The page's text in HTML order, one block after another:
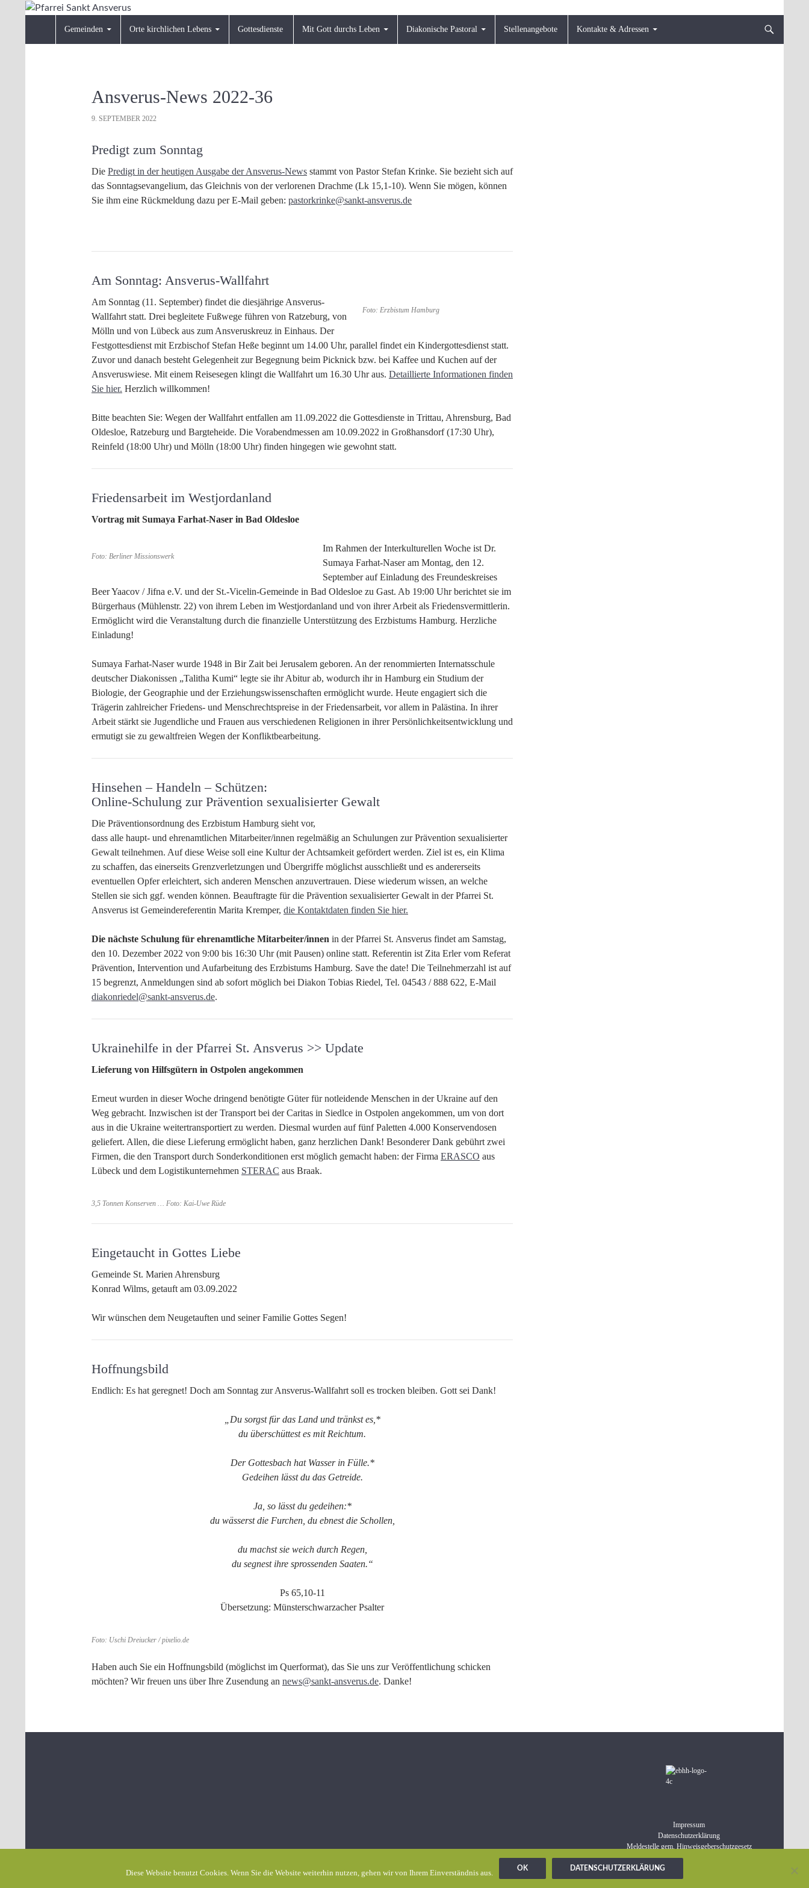
Pfarrei Sankt Ansverus
Gemeinden Orte kirchlichen Lebens Gottesdienste Mit Gott durchs Leben Diakonische Pastoral Stellenangebote Kontakte & Adressen
Ansverus-News 2022-36
9. SEPTEMBER 2022
Predigt zum Sonntag
Die Predigt in der heutigen Ausgabe der Ansverus-News stammt von Pastor Stefan Krinke. Sie bezieht sich auf
das Sonntagsevangelium, das Gleichnis von der verlorenen Drachme (Lk 15,1-10). Wenn Sie mögen, können
Sie ihm eine Rückmeldung dazu per E-Mail geben: pastorkrinke@sankt-ansverus.de
Am Sonntag: Ansverus-Wallfahrt
Foto: Erzbistum Hamburg
Am Sonntag (11. September) findet die diesjährige Ansverus-
Wallfahrt statt. Drei begleitete Fußwege führen von Ratzeburg, von
Mölln und von Lübeck aus zum Ansveruskreuz in Einhaus. Der
Festgottesdienst mit Erzbischof Stefan Heße beginnt um 14.00 Uhr, parallel findet ein Kindergottesdienst statt.
Zuvor und danach besteht Gelegenheit zur Begegnung beim Picknick bzw. bei Kaffee und Kuchen auf der
Ansveruswiese. Mit einem Reisesegen klingt die Wallfahrt um 16.30 Uhr aus. Detaillierte Informationen finden
Sie hier. Herzlich willkommen!
Bitte beachten Sie: Wegen der Wallfahrt entfallen am 11.09.2022 die Gottesdienste in Trittau, Ahrensburg, Bad
Oldesloe, Ratzeburg und Bargteheide. Die Vorabendmessen am 10.09.2022 in Großhansdorf (17:30 Uhr),
Reinfeld (18:00 Uhr) und Mölln (18:00 Uhr) finden hingegen wie gewohnt statt.
Friedensarbeit im Westjordanland
Vortrag mit Sumaya Farhat-Naser in Bad Oldesloe
Foto: Berliner Missionswerk
Im Rahmen der Interkulturellen Woche ist Dr.
Sumaya Farhat-Naser am Montag, den 12.
September auf Einladung des Freundeskreises
Beer Yaacov / Jifna e.V. und der St.-Vicelin-Gemeinde in Bad Oldesloe zu Gast. Ab 19:00 Uhr berichtet sie im
Bürgerhaus (Mühlenstr. 22) von ihrem Leben im Westjordanland und von ihrer Arbeit als Friedensvermittlerin.
Ermöglicht wird die Veranstaltung durch die finanzielle Unterstützung des Erzbistums Hamburg. Herzliche
Einladung!
Sumaya Farhat-Naser wurde 1948 in Bir Zait bei Jerusalem geboren. An der renommierten Internatsschule
deutscher Diakonissen „Talitha Kumi“ legte sie ihr Abitur ab, wodurch ihr in Hamburg ein Studium der
Biologie, der Geographie und der Erziehungswissenschaften ermöglicht wurde. Heute engagiert sich die
Trägerin zahlreicher Friedens- und Menschrechtspreise in der Friedensarbeit, vor allem in Palästina. In ihrer
Arbeit stärkt sie Jugendliche und Frauen aus verschiedenen Religionen in ihrer Persönlichkeitsentwicklung und
ermutigt sie zu gewaltfreien Wegen der Konfliktbearbeitung.
Hinsehen – Handeln – Schützen:
Online-Schulung zur Prävention sexualisierter Gewalt
Die Präventionsordnung des Erzbistum Hamburg sieht vor,
dass alle haupt- und ehrenamtlichen Mitarbeiter/innen regelmäßig an Schulungen zur Prävention sexualisierter
Gewalt teilnehmen. Auf diese Weise soll eine Kultur der Achtsamkeit gefördert werden. Ziel ist es, ein Klima
zu schaffen, das einerseits Grenzverletzungen und Übergriffe möglichst ausschließt und es andererseits
eventuellen Opfer erleichtert, sich anderen Menschen anzuvertrauen. Diese wiederum wissen, an welche
Stellen sie sich ggf. wenden können. Beauftragte für die Prävention sexualisierter Gewalt in der Pfarrei St.
Ansverus ist Gemeindereferentin Marita Kremper, die Kontaktdaten finden Sie hier.
Die nächste Schulung für ehrenamtliche Mitarbeiter/innen in der Pfarrei St. Ansverus findet am Samstag,
den 10. Dezember 2022 von 9:00 bis 16:30 Uhr (mit Pausen) online statt. Referentin ist Zita Erler vom Referat
Prävention, Intervention und Aufarbeitung des Erzbistums Hamburg. Save the date! Die Teilnehmerzahl ist auf
15 begrenzt, Anmeldungen sind ab sofort möglich bei Diakon Tobias Riedel, Tel. 04543 / 888 622, E-Mail
diakonriedel@sankt-ansverus.de.
Ukrainehilfe in der Pfarrei St. Ansverus >> Update
Lieferung von Hilfsgütern in Ostpolen angekommen
Erneut wurden in dieser Woche dringend benötigte Güter für notleidende Menschen in der Ukraine auf den
Weg gebracht. Inzwischen ist der Transport bei der Caritas in Siedlce in Ostpolen angekommen, um von dort
aus in die Ukraine weitertransportiert zu werden. Diesmal wurden auf fünf Paletten 4.000 Konservendosen
geliefert. Allen, die diese Lieferung ermöglicht haben, ganz herzlichen Dank! Besonderer Dank gebührt zwei
Firmen, die den Transport durch Sonderkonditionen erst möglich gemacht haben: der Firma ERASCO aus
Lübeck und dem Logistikunternehmen STERAC aus Braak.
3,5 Tonnen Konserven … Foto: Kai-Uwe Rüde
Eingetaucht in Gottes Liebe
Gemeinde St. Marien Ahrensburg
Konrad Wilms, getauft am 03.09.2022
Wir wünschen dem Neugetauften und seiner Familie Gottes Segen!
Hoffnungsbild
Endlich: Es hat geregnet! Doch am Sonntag zur Ansverus-Wallfahrt soll es trocken bleiben. Gott sei Dank!
„Du sorgst für das Land und tränkst es,*
du überschüttest es mit Reichtum.
Der Gottesbach hat Wasser in Fülle.*
Gedeihen lässt du das Getreide.
Ja, so lässt du gedeihen:*
du wässerst die Furchen, du ebnest die Schollen,
du machst sie weich durch Regen,
du segnest ihre sprossenden Saaten.“
Ps 65,10-11
Übersetzung: Münsterschwarzacher Psalter
Foto: Uschi Dreiucker / pixelio.de
Haben auch Sie ein Hoffnungsbild (möglichst im Querformat), das Sie uns zur Veröffentlichung schicken
möchten? Wir freuen uns über Ihre Zusendung an news@sankt-ansverus.de. Danke!
Impressum
Datenschutzerklärung
Meldestelle gem. Hinweisgeberschutzgesetz
Diese Website benutzt Cookies. Wenn Sie die Website weiterhin nutzen, gehen wir von Ihrem Einverständnis aus. OK DATENSCHUTZERKLÄRUNG